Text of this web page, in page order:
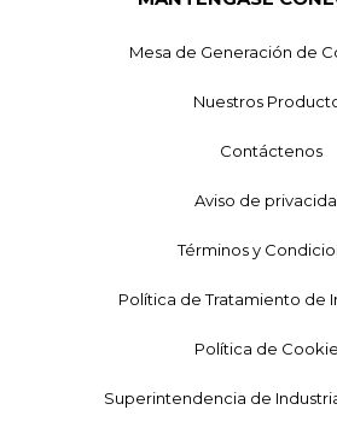
Mesa de Generación de
Nuestros
Contáctenos
Aviso de
Términos y
Política de Tratamiento de
Política de
Superintendencia de